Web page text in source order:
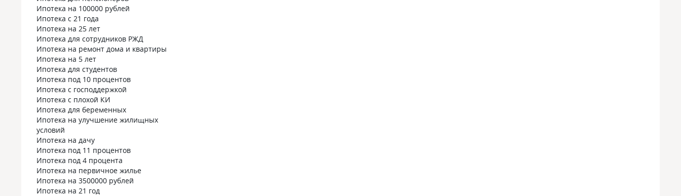
Ипотека на 100000 рублей
Ипотека с 21 года
Ипотека на 25 лет
Ипотека для сотрудников РЖД
Ипотека на ремонт дома и квартиры
Ипотека на 5 лет
Ипотека для студентов
Ипотека под 10 процентов
Ипотека с господдержкой
Ипотека с плохой КИ
Ипотека для беременных
Ипотека на улучшение жилищных
условий
Ипотека на дачу
Ипотека под 11 процентов
Ипотека под 4 процента
Ипотека на первичное жилье
Ипотека на 3500000 рублей
Ипотека на 21 год